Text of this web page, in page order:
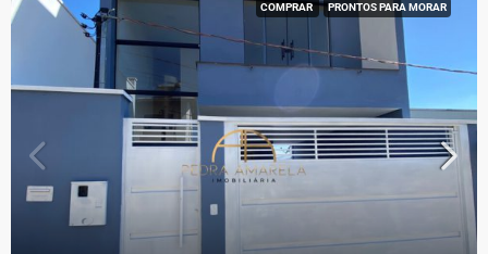
COMPRAR PRONTOS PARA MORAR